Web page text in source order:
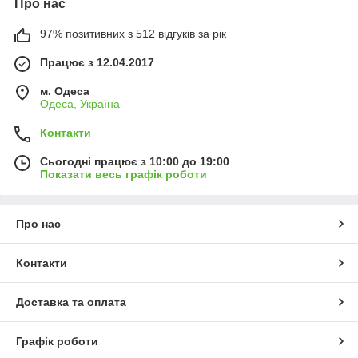
Про нас
97% позитивних з 512 відгуків за рік
Працює з 12.04.2017
м. Одеса
Одеса, Україна
Контакти
Сьогодні працює з 10:00 до 19:00
Показати весь графік роботи
Про нас
Контакти
Доставка та оплата
Графік роботи